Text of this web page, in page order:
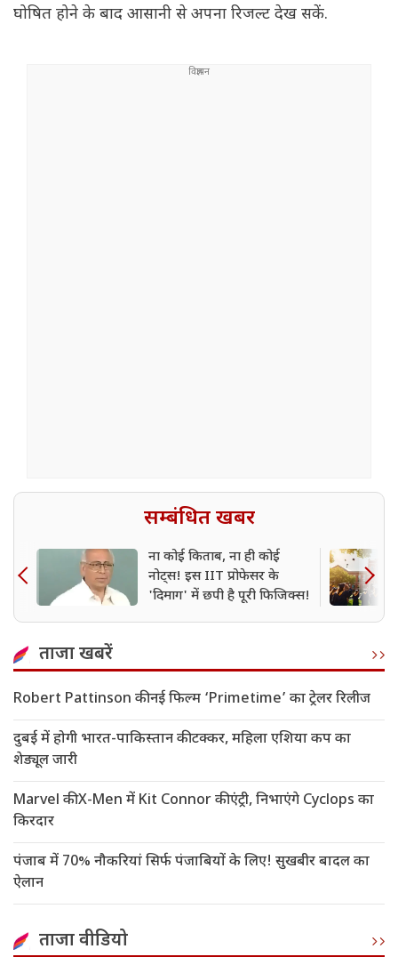
घोषित होने के बाद आसानी से अपना रिजल्ट देख सकें.
सम्बंधित खबर
ना कोई किताब, ना ही कोई
नोट्स! इस IIT प्रोफेसर के
'दिमाग' में छपी है पूरी फिजिक्स!
ताजा खबरें
Robert Pattinson की नई फिल्म ‘Primetime’ का ट्रेलर रिलीज
दुबई में होगी भारत-पाकिस्तान की टक्कर, महिला एशिया कप का
शेड्यूल जारी
Marvel की X-Men में Kit Connor की एंट्री, निभाएंगे Cyclops का
किरदार
पंजाब में 70% नौकरियां सिर्फ पंजाबियों के लिए! सुखबीर बादल का
ऐलान
ताजा वीडियो